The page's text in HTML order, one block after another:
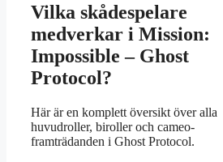
Vilka skådespelare
medverkar i Mission:
Impossible – Ghost
Protocol?
Här är en komplett översikt över alla
huvudroller, biroller och cameo-
framträdanden i Ghost Protocol.